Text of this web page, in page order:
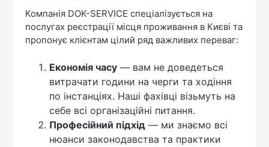
Компанія DOK-SERVICE спеціалізується на
послугах реєстрації місця проживання в Києві та
пропонує клієнтам цілий ряд важливих переваг:
Економія часу — вам не доведеться
витрачати години на черги та ходіння
по інстанціях. Наші фахівці візьмуть на
себе всі організаційні питання.
Професійний підхід — ми знаємо всі
нюанси законодавства та практики